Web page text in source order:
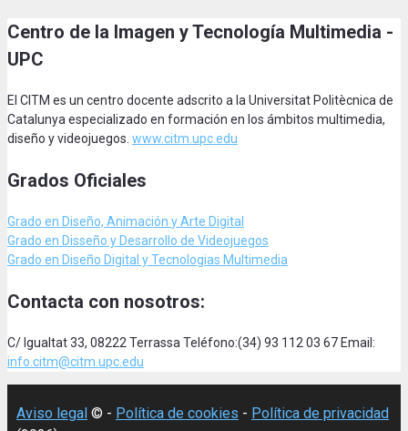
Centro de la Imagen y Tecnología Multimedia -
UPC
El CITM es un centro docente adscrito a la Universitat Politècnica de
Catalunya especializado en formación en los ámbitos multimedia,
diseño y videojuegos. www.citm.upc.edu
Grados Oficiales
Grado en Diseño, Animación y Arte Digital
Grado en Disseño y Desarrollo de Videojuegos
Grado en Diseño Digital y Tecnologias Multimedia
Contacta con nosotros:
C/ Igualtat 33, 08222 Terrassa Teléfono:(34) 93 112 03 67 Email:
info.citm@citm.upc.edu
Aviso legal © - Política de cookies - Política de privacidad